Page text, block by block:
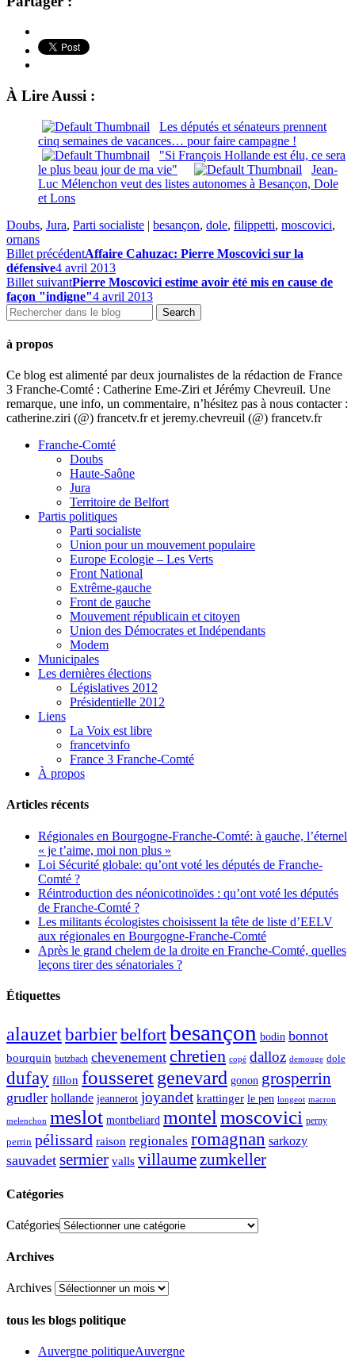
À Lire Aussi :
Les députés et sénateurs prennent
cinq semaines de vacances… pour faire campagne !
"Si François Hollande est élu, ce sera
le plus beau jour de ma vie"
Jean-
Luc Mélenchon veut des listes autonomes à Besançon, Dole
et Lons
Doubs, Jura, Parti socialiste | besançon, dole, filippetti, moscovici,
ornans
Billet précédentAffaire Cahuzac: Pierre Moscovici sur la
défensive4 avril 2013
Billet suivantPierre Moscovici estime avoir été mis en cause de
façon "indigne"4 avril 2013
à propos
Ce blog est alimenté par deux journalistes de la rédaction de France
3 Franche-Comté : Catherine Eme-Ziri et Jérémy Chevreuil. Une
remarque, une info, un commentaire, n’hésitez pas à nous contacter :
catherine.ziri (@) francetv.fr et jeremy.chevreuil (@) francetv.fr
Franche-Comté
Doubs
Haute-Saône
Jura
Territoire de Belfort
Partis politiques
Parti socialiste
Union pour un mouvement populaire
Europe Ecologie – Les Verts
Front National
Extrême-gauche
Front de gauche
Mouvement républicain et citoyen
Union des Démocrates et Indépendants
Modem
Municipales
Les dernières élections
Législatives 2012
Présidentielle 2012
Liens
La Voix est libre
francetvinfo
France 3 Franche-Comté
À propos
Articles récents
Régionales en Bourgogne-Franche-Comté: à gauche, l’éternel
« je t’aime, moi non plus »
Loi Sécurité globale: qu’ont voté les députés de Franche-
Comté ?
Réintroduction des néonicotinoïdes : qu’ont voté les députés
de Franche-Comté ?
Les militants écologistes choisissent la tête de liste d’EELV
aux régionales en Bourgogne-Franche-Comté
Après le grand chelem de la droite en Franche-Comté, quelles
leçons tirer des sénatoriales ?
Étiquettes
alauzetbarbierbelfortbesançon bodin bonnot
bourquin butzbach chevenement chretien copé dalloz demouge dole
dufay fillon fousseretgenevard gonon grosperrin
grudler hollande jeannerot joyandet krattinger le pen longeot macron
melenchon meslot montbeliard montelmoscovici perny
perrin pélissard raison regionales romagnan sarkozy
sauvadet sermier valls villaumezumkeller
Catégories
Catégories
Archives
Archives
tous les blogs politique
Auvergne politiqueAuvergne